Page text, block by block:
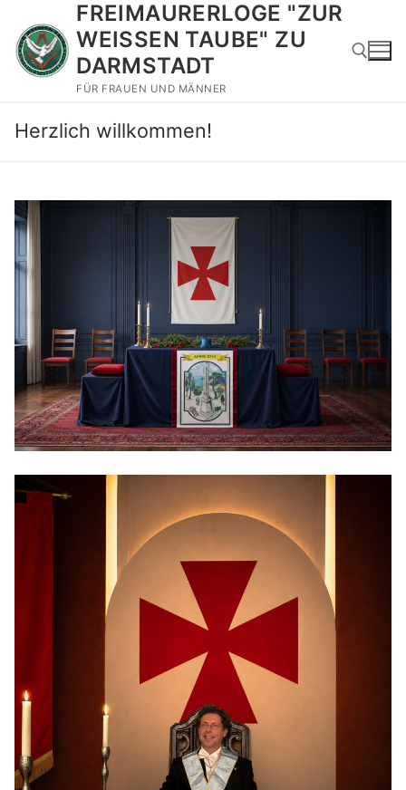
Inhalt
springen
FREIMAURERLOGE "ZUR
WEISSEN TAUBE" ZU
DARMSTADT
FÜR FRAUEN UND MÄNNER
Suchen nach:
Herzlich willkommen!